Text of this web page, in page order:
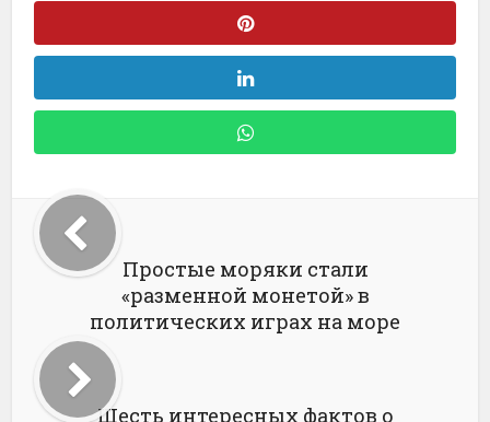
Простые моряки стали
«разменной монетой» в
политических играх на море
Шесть интересных фактов о